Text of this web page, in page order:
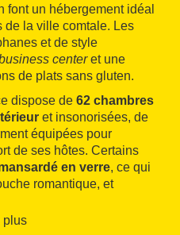
font un hébergement idéal
de la ville comtale. Les
et de style
centeret une
de plats sans gluten.
dispose de 62 chambres
et insonorisées, de
équipées pour
de ses hôtes. Certains
en verre, ce qui
romantique, et
plus